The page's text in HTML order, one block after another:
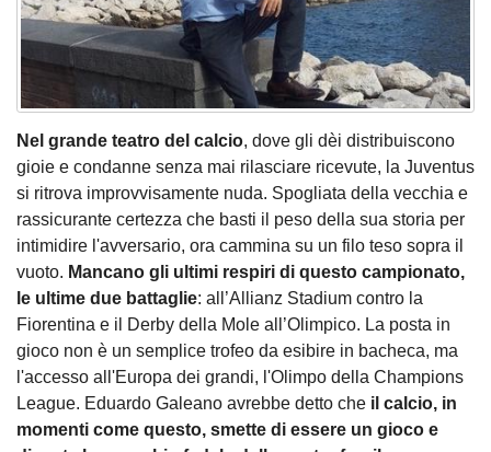
Nel grande teatro del calcio, dove gli dèi distribuiscono
gioie e condanne senza mai rilasciare ricevute, la Juventus
si ritrova improvvisamente nuda. Spogliata della vecchia e
rassicurante certezza che basti il peso della sua storia per
intimidire l'avversario, ora cammina su un filo teso sopra il
vuoto. Mancano gli ultimi respiri di questo campionato,
le ultime due battaglie: all’Allianz Stadium contro la
Fiorentina e il Derby della Mole all’Olimpico. La posta in
gioco non è un semplice trofeo da esibire in bacheca, ma
l'accesso all'Europa dei grandi, l'Olimpo della Champions
League. Eduardo Galeano avrebbe detto che il calcio, in
momenti come questo, smette di essere un gioco e